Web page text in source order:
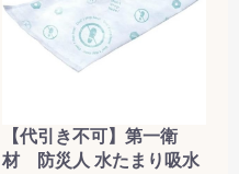
【代引き不可】第一衛
材 防災人 水たまり吸水